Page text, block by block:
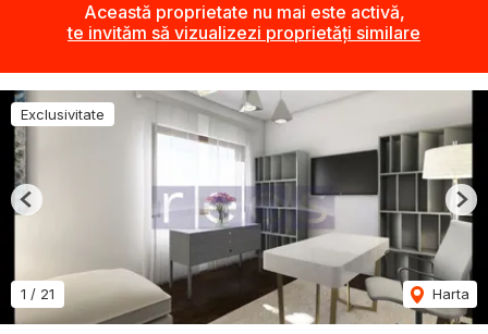
Această proprietate nu mai este activă,
te invităm să vizualizezi proprietăți similare
Exclusivitate
1 / 21 Harta
Previous